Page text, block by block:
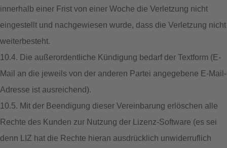
innerhalb einer Frist von einer Woche die Verletzung nicht
eingestellt und nachgewiesen wurde, dass die Verletzung nicht
weiterbesteht.
10.4. Die außerordentliche Kündigung bedarf der Textform (E-
Mail an die jeweils von der anderen Partei angegebene E-Mail-
Adresse ist ausreichend).
10.5. Mit der Beendigung dieser Vereinbarung erlöschen alle
Rechte des Kunden zur Nutzung der Lizenz-Software (es sei
denn LIZ hat die Rechte hieran ausdrücklich unwiderruflich